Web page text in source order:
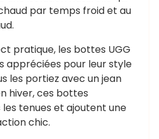
par temps froid et au
pratique, les bottes UGG
appréciées pour leur style
les portiez avec un jean
hiver, ces bottes
tenues et ajoutent une
chic.